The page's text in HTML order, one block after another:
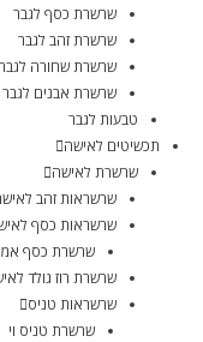
שרשרת כסף לגבר
שרשרת זהב לגבר
שרשרת שחורה לגבר
שרשרת אבנים לגבר
טבעות לגבר
תכשיטים לאישה
שרשרת לאישה
שרשראות זהב
שרשראות כסף
שרשרת כסף
שרשרת רוז גולד
שרשראות טניס
שרשרת טניס וי